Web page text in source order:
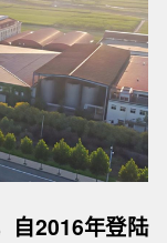
自2016年登陆